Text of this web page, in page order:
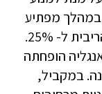
במהלך מפתיע
נוסף מבחינת העיתוי הפד הפחית את הריבית ל- 25%.
הופחתה
בסיס לרמה של 25% לשנה. במקביל,